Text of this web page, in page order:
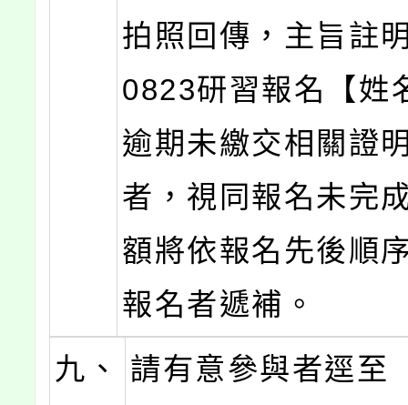
拍照回傳，主旨註
0823研習報名【姓
逾期未繳交相關證
者，視同報名未完
額將依報名先後順
報名者遞補。
九、
請有意參與者逕至